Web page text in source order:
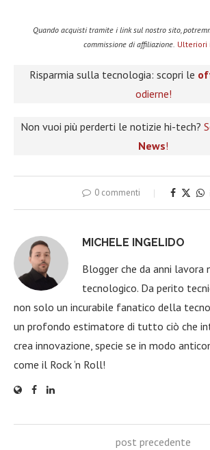
Quando acquisti tramite i link sul nostro sito,
commissione di affiliazione. Ulteriori
Risparmia sulla tecnologia: scopri le
odierne!
Non vuoi più perderti le notizie hi-tech?
News!
0 commenti
MICHELE INGELIDO
Blogger che da anni lavora
tecnologico. Da perito
non solo un incurabile fanatico della
un profondo estimatore di tutto ciò che
crea innovazione, specie se in modo
come il Rock ‘n Roll!
post precedente